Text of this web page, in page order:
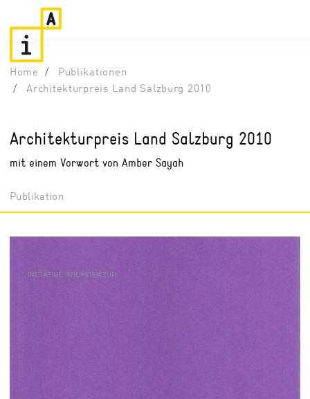
Home
Publikationen
Architekturpreis Land Salzburg 2010
Architekturpreis Land Salzburg 2010
mit einem Vorwort von Amber Sayah
Publikation